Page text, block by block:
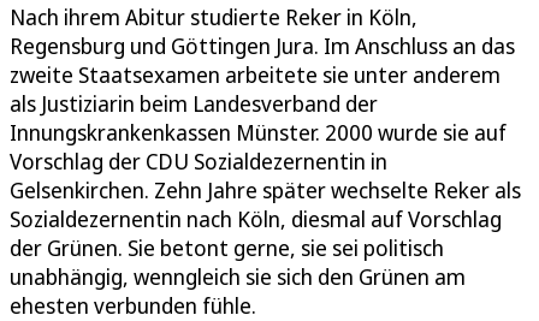
Nach ihrem Abitur studierte Reker in Köln,
Regensburg und Göttingen Jura. Im Anschluss an das
zweite Staatsexamen arbeitete sie unter anderem
als Justiziarin beim Landesverband der
Innungskrankenkassen Münster. 2000 wurde sie auf
Vorschlag der CDU Sozialdezernentin in
Gelsenkirchen. Zehn Jahre später wechselte Reker als
Sozialdezernentin nach Köln, diesmal auf Vorschlag
der Grünen. Sie betont gerne, sie sei politisch
unabhängig, wenngleich sie sich den Grünen am
ehesten verbunden fühle.